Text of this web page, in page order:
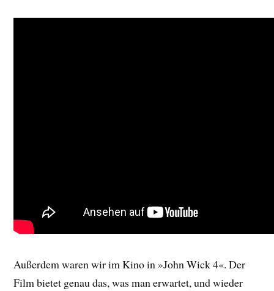
Außerdem waren wir im Kino in »John Wick 4«. Der
Film bietet genau das, was man erwartet, und wieder